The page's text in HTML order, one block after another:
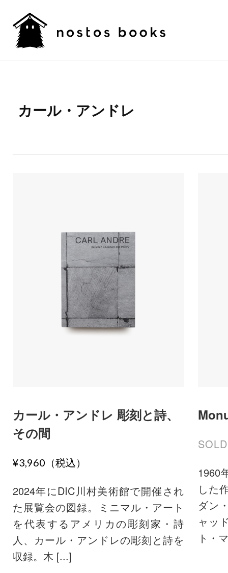
カール・アンドレ
カール・アンドレ 彫刻と詩、
その間
¥3,960（税込）
2024年にDIC川村美術館で開催され
た展覧会の図録。ミニマル・アート
を代表するアメリカの彫刻家・詩
人、カール・アンドレの彫刻と詩を
収録。木 [...]
1960
した
ダン
ャッ
ト・